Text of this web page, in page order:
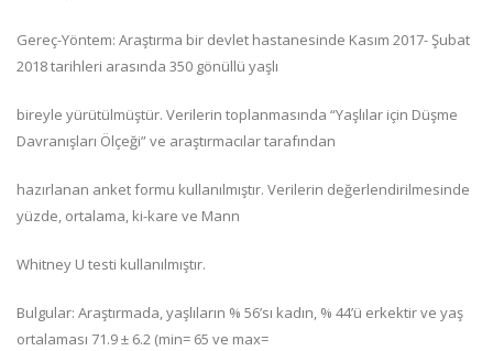
Gereç-Yöntem: Araştırma bir devlet hastanesinde Kasım 2017- Şubat
2018 tarihleri arasında 350 gönüllü yaşlı
bireyle yürütülmüştür. Verilerin toplanmasında “Yaşlılar için Düşme
Davranışları Ölçeği” ve araştırmacılar tarafından
hazırlanan anket formu kullanılmıştır. Verilerin değerlendirilmesinde
yüzde, ortalama, ki-kare ve Mann
Whitney U testi kullanılmıştır.
Bulgular: Araştırmada, yaşlıların % 56’sı kadın, % 44’ü erkektir ve yaş
ortalaması 71.9 ± 6.2 (min= 65 ve max=